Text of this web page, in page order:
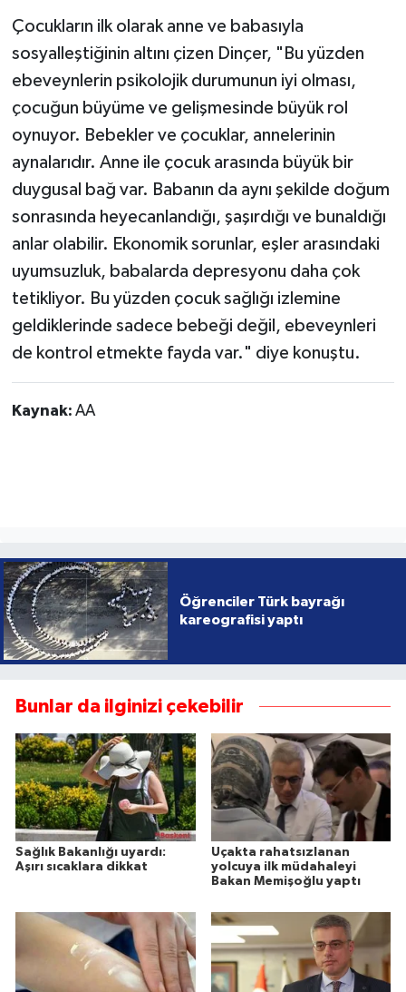
Çocukların ilk olarak anne ve babasıyla
sosyalleştiğinin altını çizen Dinçer, "Bu yüzden
ebeveynlerin psikolojik durumunun iyi olması,
çocuğun büyüme ve gelişmesinde büyük rol
oynuyor. Bebekler ve çocuklar, annelerinin
aynalarıdır. Anne ile çocuk arasında büyük bir
duygusal bağ var. Babanın da aynı şekilde doğum
sonrasında heyecanlandığı, şaşırdığı ve bunaldığı
anlar olabilir. Ekonomik sorunlar, eşler arasındaki
uyumsuzluk, babalarda depresyonu daha çok
tetikliyor. Bu yüzden çocuk sağlığı izlemine
geldiklerinde sadece bebeği değil, ebeveynleri
de kontrol etmekte fayda var." diye konuştu.
Kaynak: AA
Öğrenciler Türk bayrağı
kareografisi yaptı
Bunlar da ilginizi çekebilir
Sağlık Bakanlığı uyardı:
Aşırı sıcaklara dikkat
Uçakta rahatsızlanan
yolcuya ilk müdahaleyi
Bakan Memişoğlu yaptı